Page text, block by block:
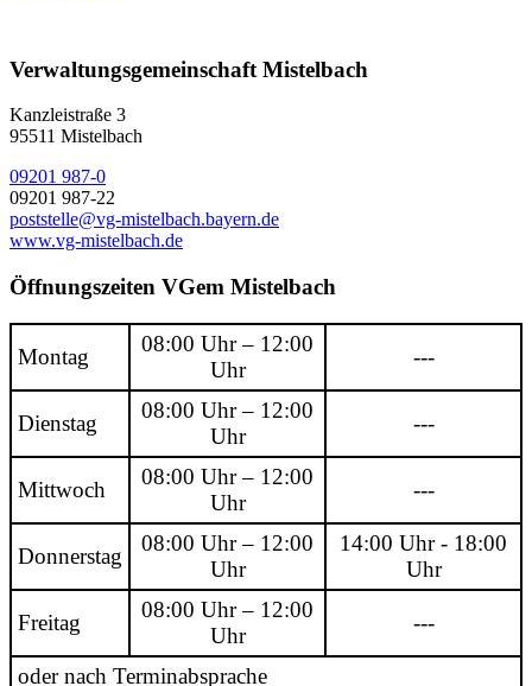
Verwaltungsgemeinschaft Mistelbach
Kanzleistraße 3
95511 Mistelbach
09201 987-0
09201 987-22
poststelle@vg-mistelbach.bayern.de
www.vg-mistelbach.de
Öffnungszeiten VGem Mistelbach
Montag
08:00 Uhr – 12:00
Uhr
---
Dienstag
08:00 Uhr – 12:00
Uhr
---
Mittwoch
08:00 Uhr – 12:00
Uhr
---
Donnerstag
08:00 Uhr – 12:00
Uhr
14:00 Uhr - 18:00
Uhr
Freitag
08:00 Uhr – 12:00
Uhr
---
oder nach Terminabsprache